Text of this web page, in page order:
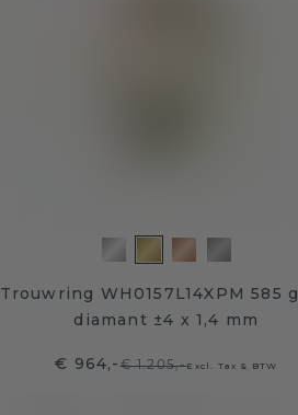
Trouwring WH0157L14XPM 585
diamant ±4 x 1,4 mm
€ 964,-€ 1.205,-Excl. Tax & BTW